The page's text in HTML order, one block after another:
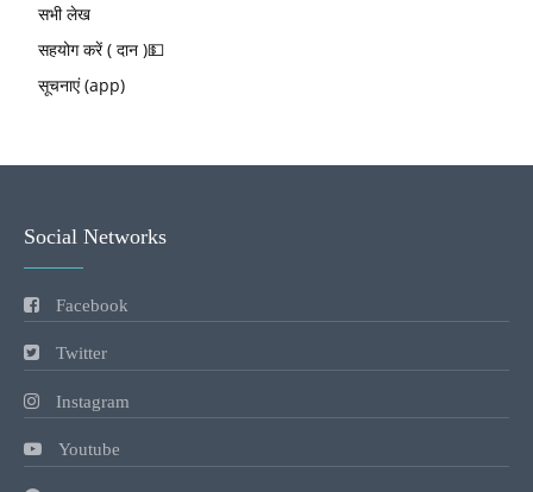
सभी लेख
सहयोग करें ( दान )💵
सूचनाएं (app)
Social Networks
Facebook
Twitter
Instagram
Youtube